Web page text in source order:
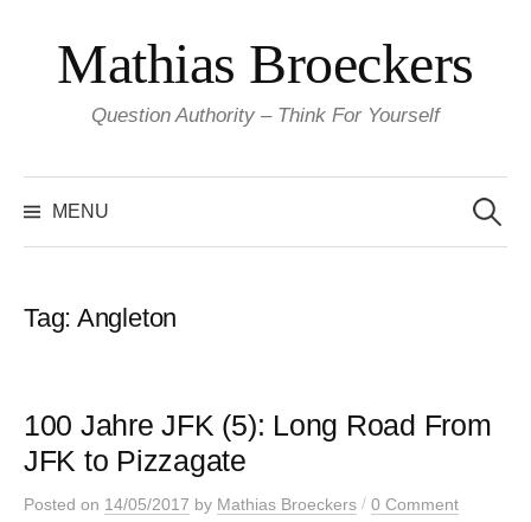
content
Mathias Broeckers
Question Authority – Think For Yourself
MENU
for:
Tag: Angleton
100 Jahre JFK (5): Long Road From
JFK to Pizzagate
Posted on 14/05/2017 by Mathias Broeckers / 0 Comment